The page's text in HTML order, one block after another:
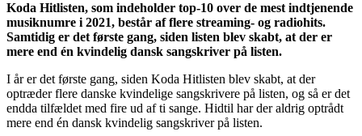
Koda Hitlisten, som indeholder top-10 over de mest indtjenende
musiknumre i 2021, består af flere streaming- og radiohits.
Samtidig er det første gang, siden listen blev skabt, at der er
mere end én kvindelig dansk sangskriver på listen.
I år er det første gang, siden Koda Hitlisten blev skabt, at der
optræder flere danske kvindelige sangskrivere på listen, og så er det
endda tilfældet med fire ud af ti sange. Hidtil har der aldrig optrådt
mere end én dansk kvindelig sangskriver på listen.